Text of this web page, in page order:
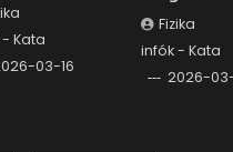
Kata
03-16
Fizika
infók - Kata
2026-